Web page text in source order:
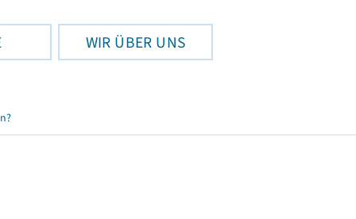
WIR ÜBER UNS